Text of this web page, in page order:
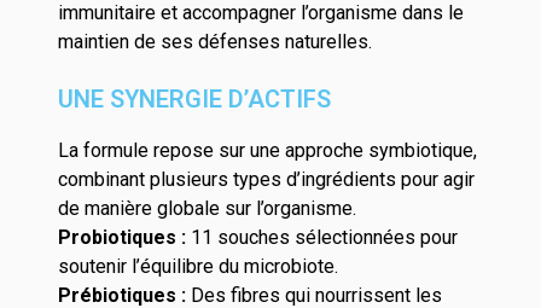
immunitaire et accompagner l’organisme dans le
maintien de ses défenses naturelles.
UNE SYNERGIE D’ACTIFS
La formule repose sur une approche symbiotique,
combinant plusieurs types d’ingrédients pour agir
de manière globale sur l’organisme.
Probiotiques : 11 souches sélectionnées pour
soutenir l’équilibre du microbiote.
Prébiotiques : Des fibres qui nourrissent les